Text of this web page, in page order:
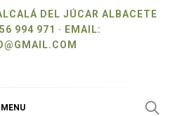
DEL JÚCAR ALBACETE
994 971 · EMAIL:
MENU